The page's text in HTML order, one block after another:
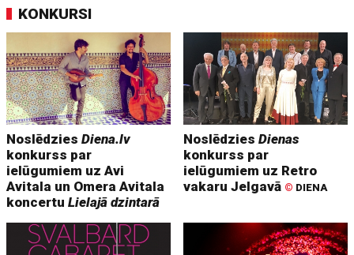
KONKURSI
NoslēdziesDiena.lv
konkurss par
ielūgumiem uz Avi
Avitala un Omera Avitala
koncertuLielajā dzintarā
NoslēdziesDienas
konkurss par
ielūgumiem uz Retro
vakaru Jelgavā © DIENA